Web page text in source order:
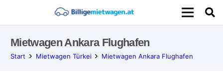
Mietwagen Ankara Flughafen
Start Mietwagen Türkei Mietwagen Ankara Flughafen